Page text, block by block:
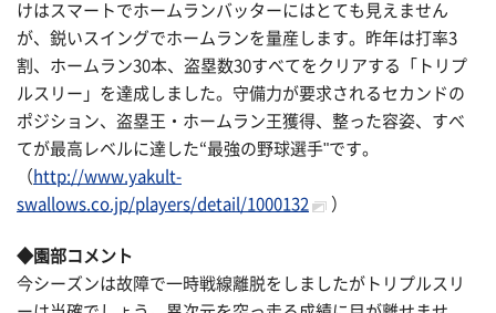
けはスマートでホームランバッターにはとても見えません
が、鋭いスイングでホームランを量産します。昨年は打率3
割、ホームラン30本、盗塁数30すべてをクリアする「トリプ
ルスリー」を達成しました。守備力が要求されるセカンドの
ポジション、盗塁王・ホームラン王獲得、整った容姿、すべ
てが最高レベルに達した“最強の野球選手"です。
（ http://www.yakult-
swallows.co.jp/players/detail/1000132
）
◆園部コメント
今シーズンは故障で一時戦線離脱をしましたがトリプルスリ